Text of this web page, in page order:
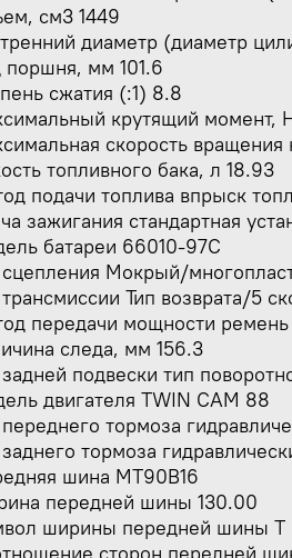
см3 1449
диаметр (диаметр
поршня, мм 101.6
сжатия (:1) 8.8
крутящий момент,
скорость
топливного бака, л 18.93
подачи топлива впрыск
зажигания стандартная
батареи 66010-97C
сцепления Мокрый/
Тип возврата/5
передачи мощности ремень
следа, мм 156.3
подвески тип
двигателя TWIN CAM 88
тормоза
тормоза
шина MT90B16
передней шины 130.00
ширины передней шины T